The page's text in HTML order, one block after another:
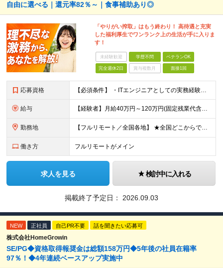
自由に選べる｜還元率82％～｜食事補助あり◎
「やりがい搾取」はもう終わり！ 高待遇と充実
した福利厚生でワンランク上の生活が手に入りま
す！
未経験歓迎 学歴不問 ベテランOK
完全週休2日 賞与複数月 面接1回
応募資格 【必須条件】 ・ITエンジニアとしての実務経験が1年以上ある方 ※開発・インフラ・運用保守など分野・フェーズは不問！ ※学歴不問 【歓迎条件】 ・基本設計、詳細設計などの経験がある方 ・AWS, G
給与 【経験者】月給40万円～120万円(固定残業代含む)+各種手当 ※月給には、みなし残業手当(月30時間／5万8,000円～15万7,000円)を含みます ※上記を超える時間外労働分は追加で支給します
勤務地 【フルリモート／全国各地】 ★全国どこからでも参画可能！フルリモート案件も多数！ ※プロジェクトは100%選択制。あなたの希望を最優先します。 ※フルリモート、ハイブリッド、常駐案件から自由に選択可能
働き方 フルリモートがメイン
求人を見る 検討中に入れる
掲載終了予定日： 2026.09.03
NEW 正社員 自己PR不要 話を聞きたい応募可
株式会社HomeGrowin
SE/PG◆資格取得報奨金は総額158万円◆5年後の社員在籍率
97％！◆4年連続ベースアップ実施中